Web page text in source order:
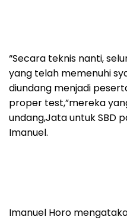
“Secara teknis nanti,
yang telah memenuhi
diundang menjadi
proper test,”mereka
undang,Jata untuk SBD
Imanuel.
Imanuel Horo